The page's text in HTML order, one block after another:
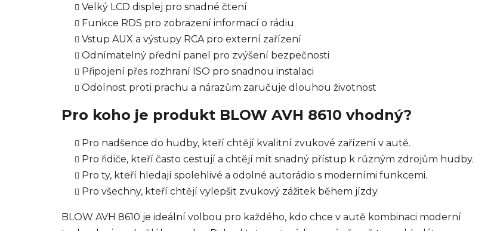
Velký LCD displej pro snadné čtení
Funkce RDS pro zobrazení informací o rádiu
Vstup AUX a výstupy RCA pro externí zařízení
Odnímatelný přední panel pro zvýšení bezpečnosti
Připojení přes rozhraní ISO pro snadnou instalaci
Odolnost proti prachu a nárazům zaručuje dlouhou životnost
Pro koho je produkt BLOW AVH 8610 vhodný?
Pro nadšence do hudby, kteří chtějí kvalitní zvukové zařízení v autě.
Pro řidiče, kteří často cestují a chtějí mít snadný přístup k různým zdrojům hudby.
Pro ty, kteří hledají spolehlivé a odolné autorádio s moderními funkcemi.
Pro všechny, kteří chtějí vylepšit zvukový zážitek během jízdy.
BLOW AVH 8610 je ideální volbou pro každého, kdo chce v autě kombinaci moderní